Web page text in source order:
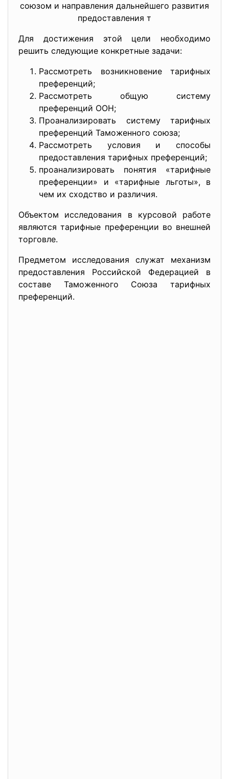
союзом и направления дальнейшего развития
предоставления т
Для достижения этой цели необходимо
решить следующие конкретные задачи:
Рассмотреть возникновение тарифных
преференций;
Рассмотреть общую систему
преференций ООН;
Проанализировать систему тарифных
преференций Таможенного союза;
Рассмотреть условия и способы
предоставления тарифных преференций;
проанализировать понятия «тарифные
преференции» и «тарифные льготы», в
чем их сходство и различия.
Объектом исследования в курсовой работе
являются тарифные преференции во внешней
торговле.
Предметом исследования служат механизм
предоставления Российской Федерацией в
составе Таможенного Союза тарифных
преференций.